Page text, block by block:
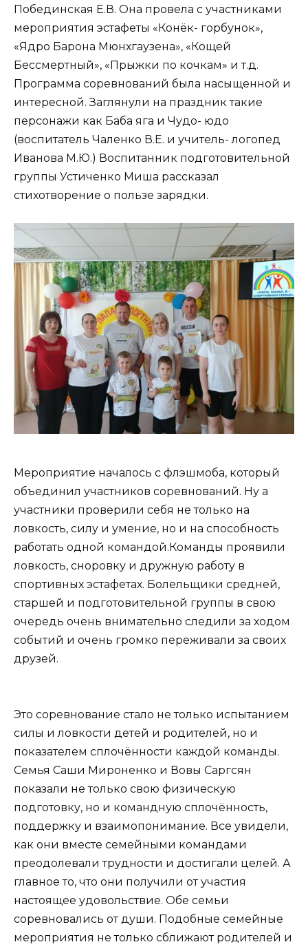
Побединская Е.В. Она провела с участниками
мероприятия эстафеты «Конёк- горбунок»,
«Ядро Барона Мюнхгаузена», «Кощей
Бессмертный», «Прыжки по кочкам» и т.д.
Программа соревнований была насыщенной и
интересной. Заглянули на праздник такие
персонажи как Баба яга и Чудо- юдо
(воспитатель Чаленко В.Е. и учитель- логопед
Иванова М.Ю.) Воспитанник подготовительной
группы Устиченко Миша рассказал
стихотворение о пользе зарядки.
Мероприятие началось с флэшмоба, который
объединил участников соревнований. Ну а
участники проверили себя не только на
ловкость, силу и умение, но и на способность
работать одной командой.Команды проявили
ловкость, сноровку и дружную работу в
спортивных эстафетах. Болельщики средней,
старшей и подготовительной группы в свою
очередь очень внимательно следили за ходом
событий и очень громко переживали за своих
друзей.
Это соревнование стало не только испытанием
силы и ловкости детей и родителей, но и
показателем сплочённости каждой команды.
Семья Саши Мироненко и Вовы Саргсян
показали не только свою физическую
подготовку, но и командную сплочённость,
поддержку и взаимопонимание. Все увидели,
как они вместе семейными командами
преодолевали трудности и достигали целей. А
главное то, что они получили от участия
настоящее удовольствие. Обе семьи
соревновались от души. Подобные семейные
мероприятия не только сближают родителей и